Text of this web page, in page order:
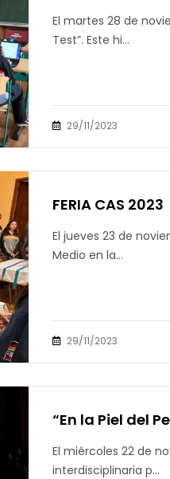
El martes 28 de
Test”. Este hi...
29/11/2023
FERIA CAS 2023
El jueves 23 de
Medio en la...
29/11/2023
“En la Piel del
El miércoles 22 de
interdisciplinaria p...